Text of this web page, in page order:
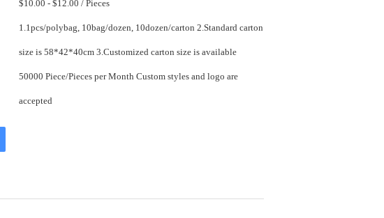
$10.00 - $12.00 / Pieces
1.1pcs/polybag, 10bag/dozen, 10dozen/carton 2.Standard carton
size is 58*42*40cm 3.Customized carton size is available
50000 Piece/Pieces per Month Custom styles and logo are
accepted